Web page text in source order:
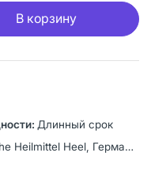
В корзину
Длинный срок
Biologische Heilmittel Heel, Германия